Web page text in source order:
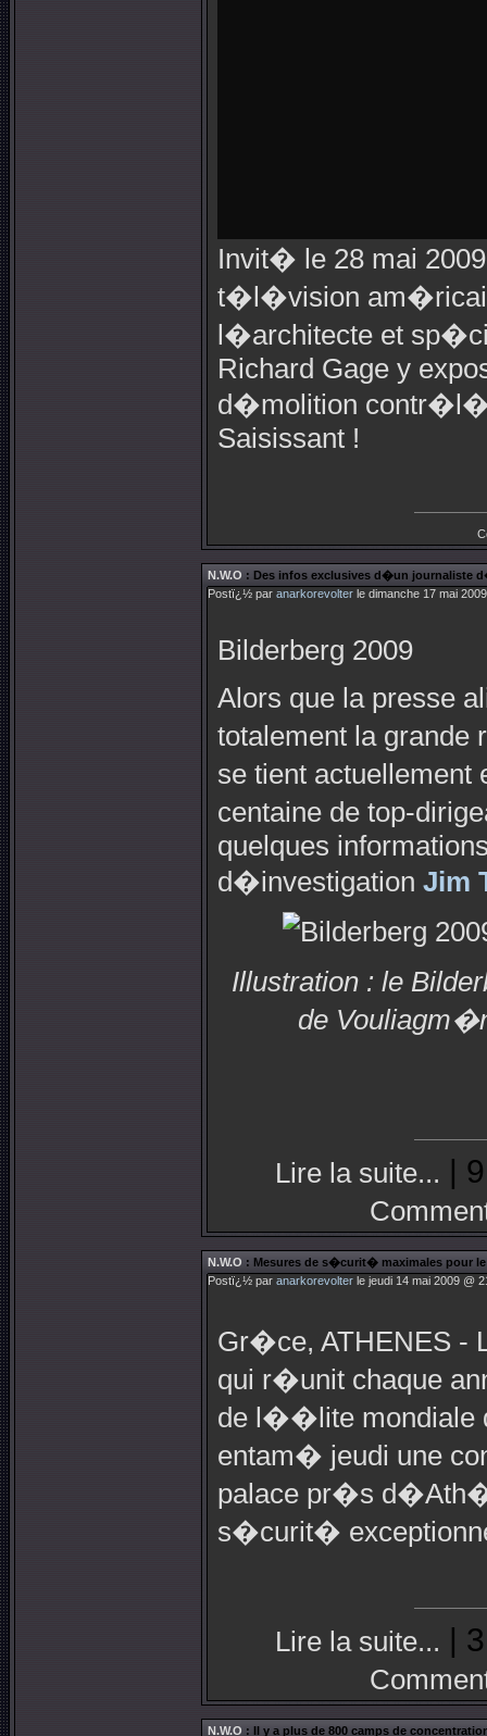
Invit� le 28 mai
t�l�vision
l�architecte et
Richard Gage y
d�molition
Saisissant !
N.W.O : Des infos exclusives d�un journaliste
Postï¿½ par anarkorevolter le dimanche 17 mai
Bilderberg 2009
Alors que la presse
totalement la
se tient
centaine de top-
quelques
d�investigation Jim
Illustration : le
de
Lire la suite... |
N.W.O : Mesures de s�curit� maximales pour
Postï¿½ par anarkorevolter le jeudi 14 mai 2009 @
Gr�ce, ATHENES -
qui r�unit chaque
de l��lite mondiale
entam� jeudi une
palace pr�s
s�curit�
Lire la suite... |
N.W.O : Il y a plus de 800 camps de